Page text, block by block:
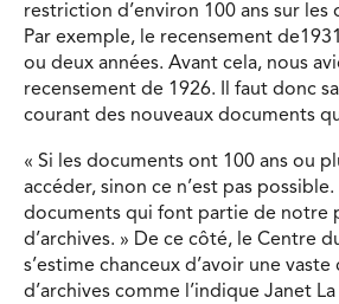
restriction d’environ 100 ans sur les
Par exemple, le recensement
ou deux années. Avant cela, nous
recensement de 1926. Il faut donc
courant des nouveaux documents
« Si les documents ont 100 ans ou
accéder, sinon ce n’est pas
documents qui font partie de notre
d’archives. » De ce côté, le Centre
s’estime chanceux d’avoir une
d’archives comme l’indique Janet